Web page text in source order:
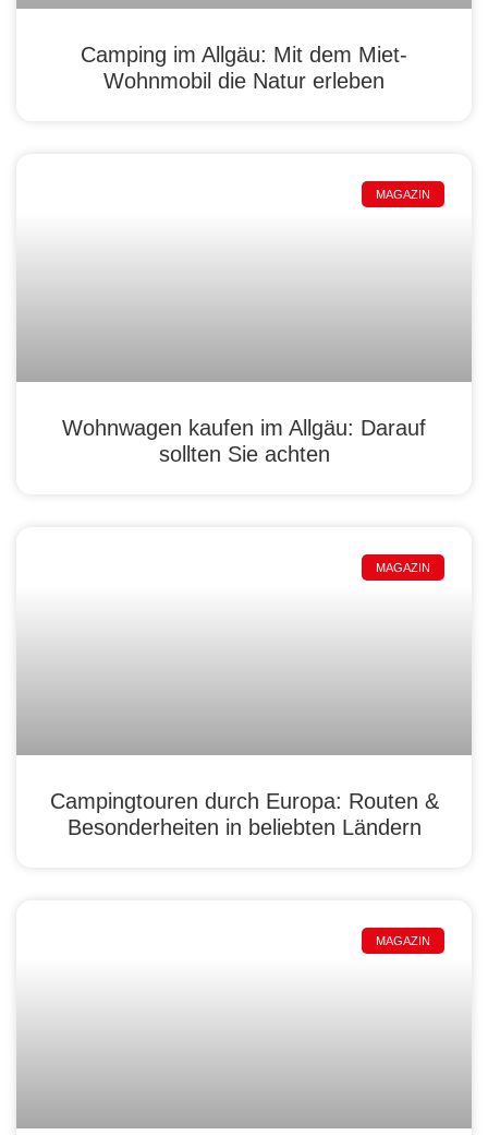
Camping im Allgäu: Mit dem Miet-
Wohnmobil die Natur erleben
MAGAZIN
Wohnwagen kaufen im Allgäu: Darauf
sollten Sie achten
MAGAZIN
Campingtouren durch Europa: Routen &
Besonderheiten in beliebten Ländern
MAGAZIN